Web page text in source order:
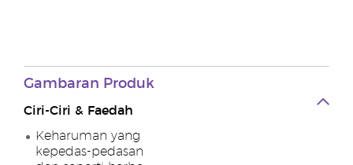
Gambaran Produk
Ciri-Ciri & Faedah
Keharuman yang
kepedas-pedasan